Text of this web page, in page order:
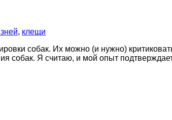
, клещи
собак. Их можно (и нужно)
собак. Я считаю, и мой опыт